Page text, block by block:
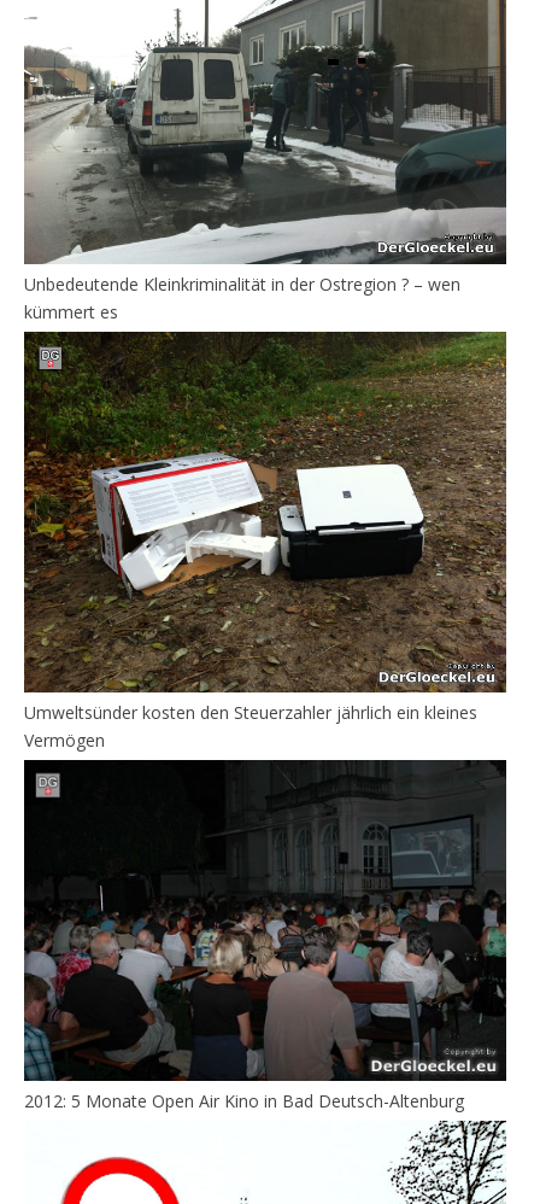
Unbedeutende Kleinkriminalität in der Ostregion ? – wen
kümmert es
Umweltsünder kosten den Steuerzahler jährlich ein kleines
Vermögen
2012: 5 Monate Open Air Kino in Bad Deutsch-Altenburg